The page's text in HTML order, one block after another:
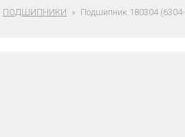
ПОДШИПНИКИ Подшипник 180304